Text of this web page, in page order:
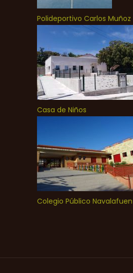
Polideportivo Carlos Muñoz
Casa de Niños
Colegio Público